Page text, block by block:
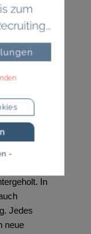
den
zeitnah
In
Jedes
neue
zum
-